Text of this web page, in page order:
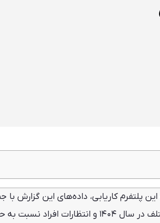
شد. به گفته این پلتفرم کاریابی، داده‌های این گزارش
نظرات ۱۰۰ هزار نفر تهیه شده و میزان حقوق دریافتی مشاغل مختلف در سال ۱۴۰۴ و انتظارات